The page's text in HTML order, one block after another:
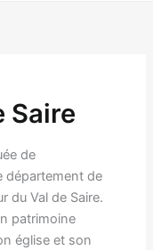
Saire
de
département de
du Val de Saire.
patrimoine
église et son